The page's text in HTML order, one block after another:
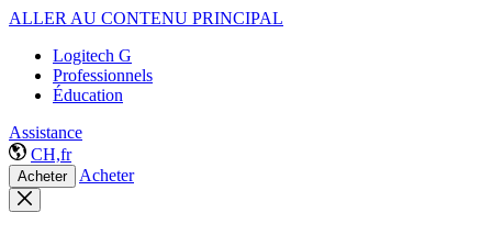
ALLER AU CONTENU PRINCIPAL
Logitech G
Professionnels
Éducation
Assistance
CH,fr
Acheter Acheter